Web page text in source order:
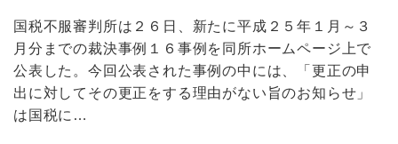
国税不服審判所は２６日、新たに平成２５年１月～３
月分までの裁決事例１６事例を同所ホームページ上で
公表した。今回公表された事例の中には、「更正の申
出に対してその更正をする理由がない旨のお知らせ」
は国税に…